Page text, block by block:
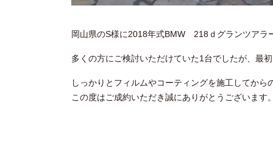
岡山県のS様に2018年式BMW 218ｄグランツア
多くの方にご検討いただけていた1台でしたが、最
しっかりとフィルムやコーティングを施工してか
この度はご成約いただき誠にありがとうございます